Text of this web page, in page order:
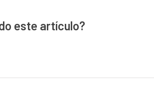
este artículo?